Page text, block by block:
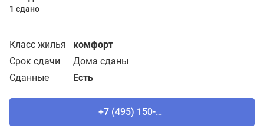
1 сдано
Класс жилья комфорт
Срок сдачи
Дома сданы
Сданные
Есть
+7 (495) 150-90-61